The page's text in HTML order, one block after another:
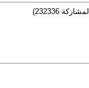
232336)